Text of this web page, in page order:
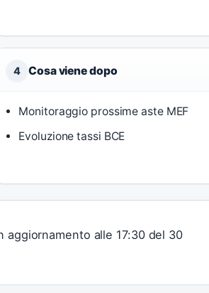
4 Cosa viene dopo
Monitoraggio prossime aste MEF
Evoluzione tassi BCE
aggiornamento alle 17:30 del 30